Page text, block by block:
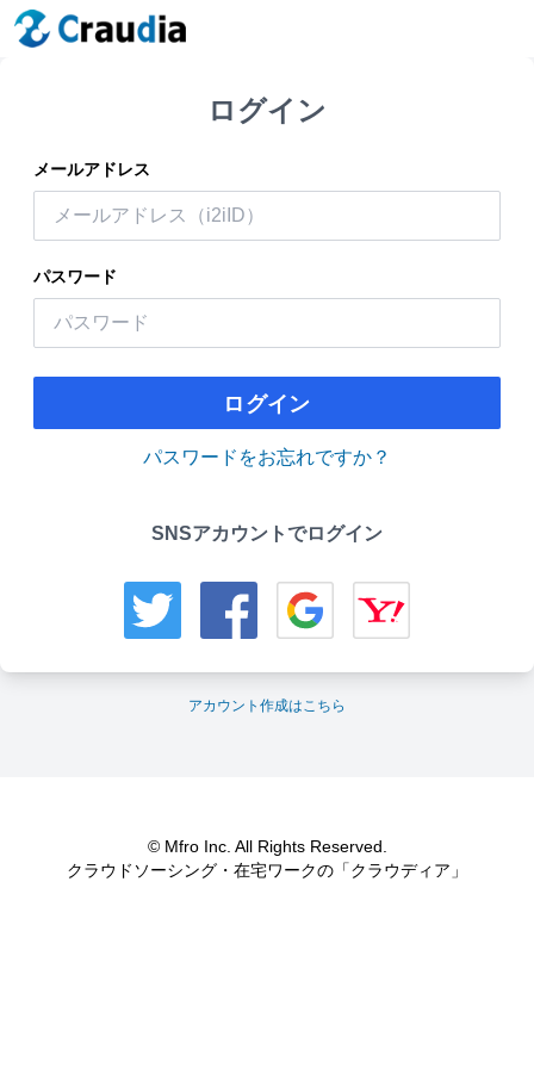
ログイン
メールアドレス
パスワード
ログイン
パスワードをお忘れですか？
SNSアカウントでログイン
アカウント作成はこちら
© Mfro Inc. All Rights Reserved.
クラウドソーシング・在宅ワークの「クラウディア」